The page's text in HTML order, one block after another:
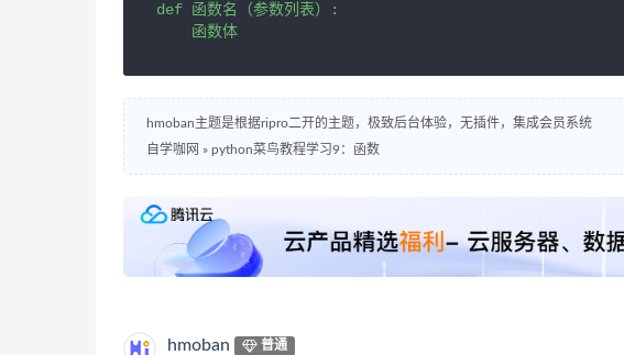
def 函数名（参数列表）:
    函数体
hmoban主题是根据ripro二开的主题，极致后台体验，无插件，集成会员系统
自学咖网 » python菜鸟教程学习9：函数
hmoban 普通